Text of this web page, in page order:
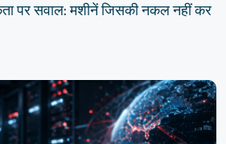
पर सवाल: मशीनें जिसकी नकल नहीं कर